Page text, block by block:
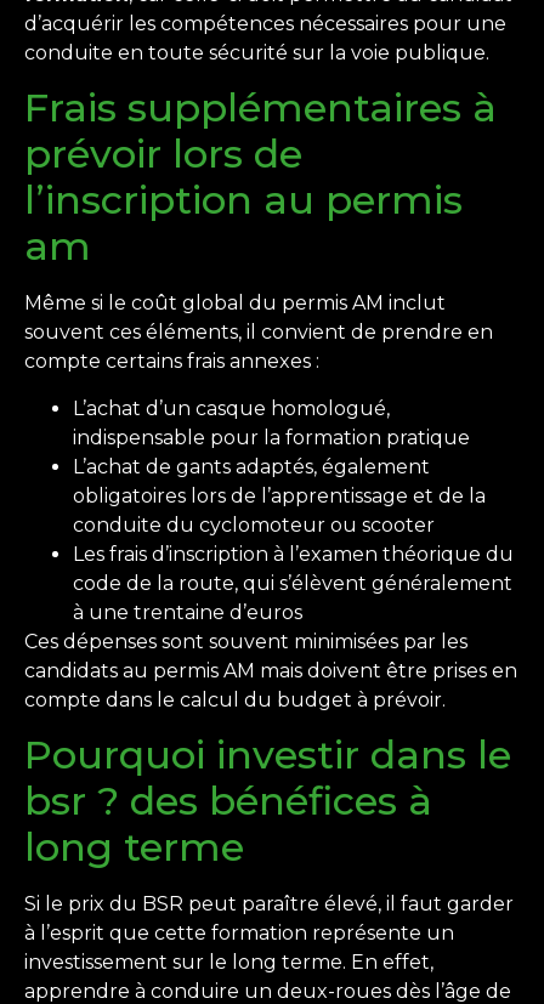
d’acquérir les compétences nécessaires pour une
conduite en toute sécurité sur la voie publique.
Frais supplémentaires à
prévoir lors de
l’inscription au permis
am
Même si le coût global du permis AM inclut
souvent ces éléments, il convient de prendre en
compte certains frais annexes :
L’achat d’un casque homologué,
indispensable pour la formation pratique
L’achat de gants adaptés, également
obligatoires lors de l’apprentissage et de la
conduite du cyclomoteur ou scooter
Les frais d’inscription à l’examen théorique du
code de la route, qui s’élèvent généralement
à une trentaine d’euros
Ces dépenses sont souvent minimisées par les
candidats au permis AM mais doivent être prises en
compte dans le calcul du budget à prévoir.
Pourquoi investir dans le
bsr ? des bénéfices à
long terme
Si le prix du BSR peut paraître élevé, il faut garder
à l’esprit que cette formation représente un
investissement sur le long terme. En effet,
apprendre à conduire un deux-roues dès l’âge de